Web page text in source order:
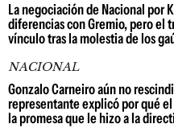
La negociación de Nacional por
diferencias con Gremio, pero el
vínculo tras la molestia de los
NACIONAL
Gonzalo Carneiro aún no
representante explicó por qué
la promesa que le hizo a la